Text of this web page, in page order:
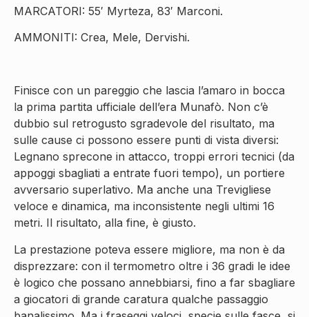
MARCATORI: 55′ Myrteza, 83′ Marconi.
AMMONITI: Crea, Mele, Dervishi.
Finisce con un pareggio che lascia l’amaro in bocca
la prima partita ufficiale dell’era Munafò. Non c’è
dubbio sul retrogusto sgradevole del risultato, ma
sulle cause ci possono essere punti di vista diversi:
Legnano sprecone in attacco, troppi errori tecnici (da
appoggi sbagliati a entrate fuori tempo), un portiere
avversario superlativo. Ma anche una Trevigliese
veloce e dinamica, ma inconsistente negli ultimi 16
metri. Il risultato, alla fine, è giusto.
La prestazione poteva essere migliore, ma non è da
disprezzare: con il termometro oltre i 36 gradi le idee
è logico che possano annebbiarsi, fino a far sbagliare
a giocatori di grande caratura qualche passaggio